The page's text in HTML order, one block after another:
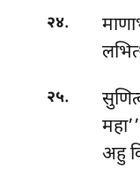
२४.
२५.
अहु